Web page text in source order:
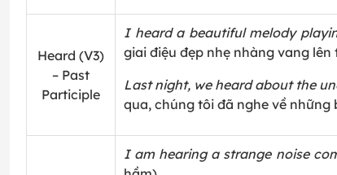
Heard (V3)
– Past
Participle
I heard a beautiful melody
giai điệu đẹp nhẹ nhàng vang
Last night, we heard about the
qua, chúng tôi đã nghe về
I am hearing a strange noise